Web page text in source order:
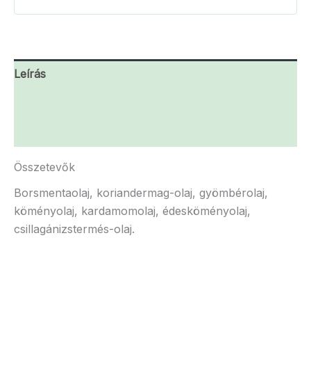
Leírás
Összetevők
Borsmentaolaj, koriandermag-olaj, gyömbérolaj,
köményolaj, kardamomolaj, édesköményolaj,
csillagánizstermés-olaj.